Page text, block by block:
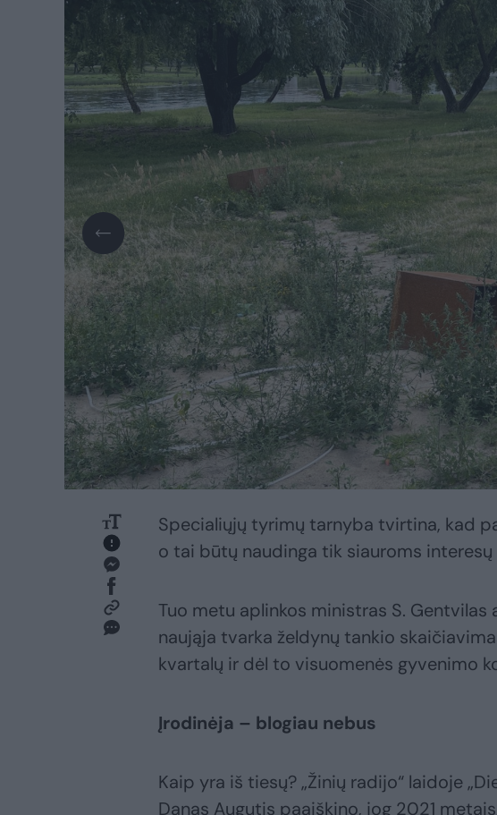
Specialiųjų tyrimų tarnyba tvirtina, kad
o tai būtų naudinga tik siauroms interesų
Tuo metu aplinkos ministras S.
naująja tvarka želdynų tankio
kvartalų ir dėl to visuomenės gyvenimo
Įrodinėja – blogiau nebus
Kaip yra iš tiesų? „Žinių radijo“ laidoje
Danas Augutis paaiškino, jog 2021